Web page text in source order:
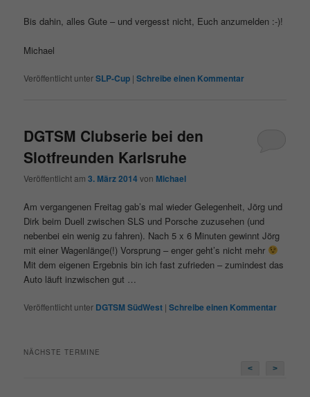
Bis dahin, alles Gute – und vergesst nicht, Euch anzumelden :-)!
Michael
Veröffentlicht unterSLP-Cup |Schreibe einen Kommentar
DGTSM Clubserie bei den
Slotfreunden Karlsruhe
Veröffentlicht am3. März 2014 von Michael
Am vergangenen Freitag gab’s mal wieder Gelegenheit, Jörg und
Dirk beim Duell zwischen SLS und Porsche zuzusehen (und
nebenbei ein wenig zu fahren). Nach 5 x 6 Minuten gewinnt Jörg
mit einer Wagenlänge(!) Vorsprung – enger geht’s nicht mehr
Mit dem eigenen Ergebnis bin ich fast zufrieden – zumindest das
Auto läuft inzwischen gut …
Veröffentlicht unter DGTSM SüdWest |Schreibe einen Kommentar
NÄCHSTE TERMINE
<
>